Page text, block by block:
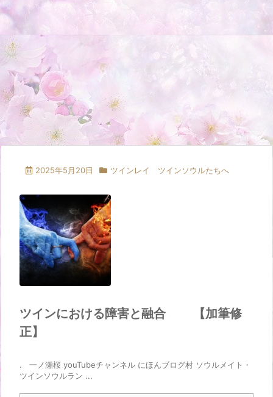
2025年5月20日 ツインレイ ツインソウルたちへ
ツインにおける障害と融合 【加筆修
正】
. 一ノ瀬桜 youTubeチャンネル にほんブログ村 ソウルメイト・
ツインソウルラン ...